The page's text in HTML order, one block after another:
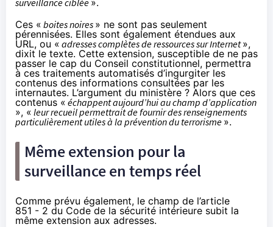
Ces « boites noires » ne sont pas seulement
pérennisées. Elles sont également étendues aux
URL, ou « adresses complètes de ressources sur Internet»,
dixit le texte. Cette extension, susceptible de ne pas
passer le cap du Conseil constitutionnel, permettra
à ces traitements automatisés d’ingurgiter les
contenus des informations consultées par les
internautes. L’argument du ministère ? Alors que ces
contenus « échappent aujourd’hui au champ d’application
», « leur recueil permettrait de fournir des renseignements
particulièrement utiles à la prévention du terrorisme ».
Même extension pour la
surveillance en temps réel
Comme prévu également, le champ de l’article
851 - 2 du Code de la sécurité intérieure subit la
même extension aux adresses.